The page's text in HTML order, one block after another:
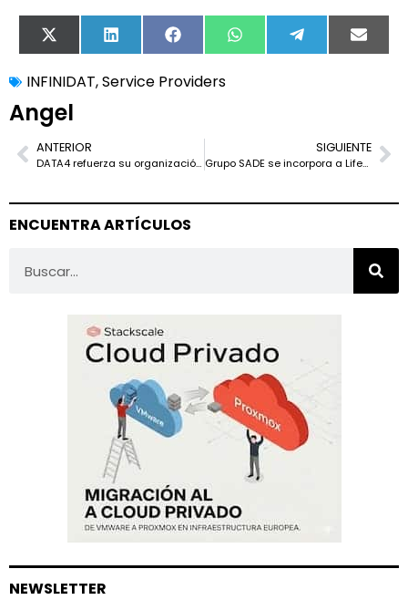
X
(Twitter)
LinkedIn FacebookWhatsApp TelegramEmail
INFINIDAT,Service Providers
Angel
ANTERIOR
DATA4 refuerza su organización interna para apoyar su plan de crecimiento
SIGUIENTE
Grupo SADE se incorpora a Liferay como nuevo partner tecnológico
ENCUENTRA ARTÍCULOS
NEWSLETTER